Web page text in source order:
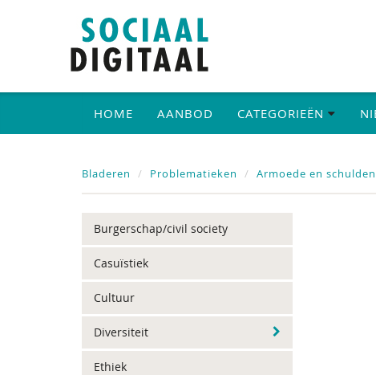
HOME AANBOD CATEGORIEËN
Bladeren Problematieken Armoede en schulden
Burgerschap/civil society
Casuïstiek
Cultuur
Diversiteit
Ethiek